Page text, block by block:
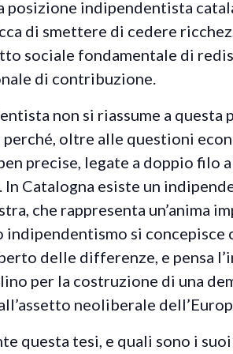
posizione indipendentista
di smettere di cedere
sociale fondamentale di
di contribuzione.
non si riassume a questa
perché, oltre alle questioni
precise, legate a doppio filo
Catalogna esiste un
che rappresenta un’anima
indipendentismo si concepisce
delle differenze, e pensa
per la costruzione di una
neoliberale
questa tesi, e quali sono i